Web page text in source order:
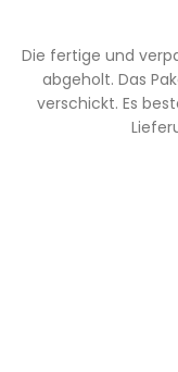
Die fertige und
abgeholt. Das
verschickt. Es